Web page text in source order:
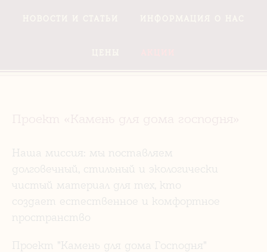
Наша миссия: мы поставляем
долговечный, стильный и экологически
чистый материал для тех, кто
создает естественное и комфортное
пространство
Проект "Камень для дома Господня"